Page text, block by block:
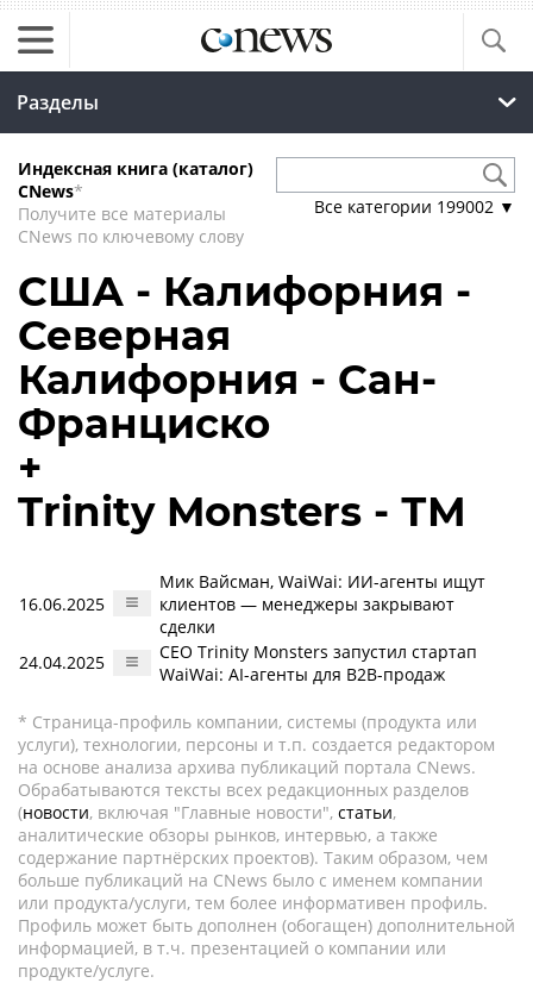
Разделы
Индексная книга (каталог)
CNews*
Получите все материалы
CNews по ключевому слову
Все категории 199002 ▼
США - Калифорния -
Северная
Калифорния - Сан-
Франциско
+
Trinity Monsters - ТМ
16.06.2025
Мик Вайсман, WaiWai: ИИ-агенты ищут
клиентов — менеджеры закрывают
сделки
24.04.2025
CEO Trinity Monsters запустил стартап
WaiWai: AI-агенты для B2B-продаж
* Страница-профиль компании, системы (продукта или
услуги), технологии, персоны и т.п. создается редактором
на основе анализа архива публикаций портала CNews.
Обрабатываются тексты всех редакционных разделов
(новости, включая "Главные новости", статьи,
аналитические обзоры рынков, интервью, а также
содержание партнёрских проектов). Таким образом, чем
больше публикаций на CNews было с именем компании
или продукта/услуги, тем более информативен профиль.
Профиль может быть дополнен (обогащен) дополнительной
информацией, в т.ч. презентацией о компании или
продукте/услуге.